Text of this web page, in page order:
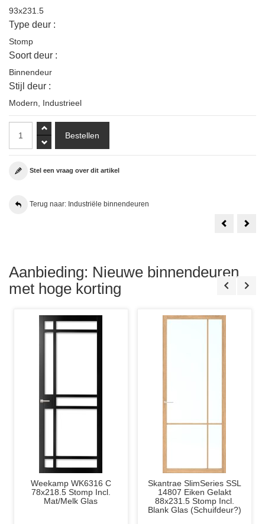
93x231.5
Type deur :
Stomp
Soort deur :
Binnendeur
Stijl deur :
Modern, Industrieel
Stel een vraag over dit artikel
Terug naar: Industriële binnendeuren
Weekamp
Glas
Aanbieding: Nieuwe binnendeuren
met hoge korting
Weekamp WK6316 C
78x218.5 Stomp Incl.
Mat/Melk Glas
Skantrae SlimSeries SSL
14807 Eiken Gelakt
88x231.5 Stomp Incl.
Blank Glas (Schuifdeur?)